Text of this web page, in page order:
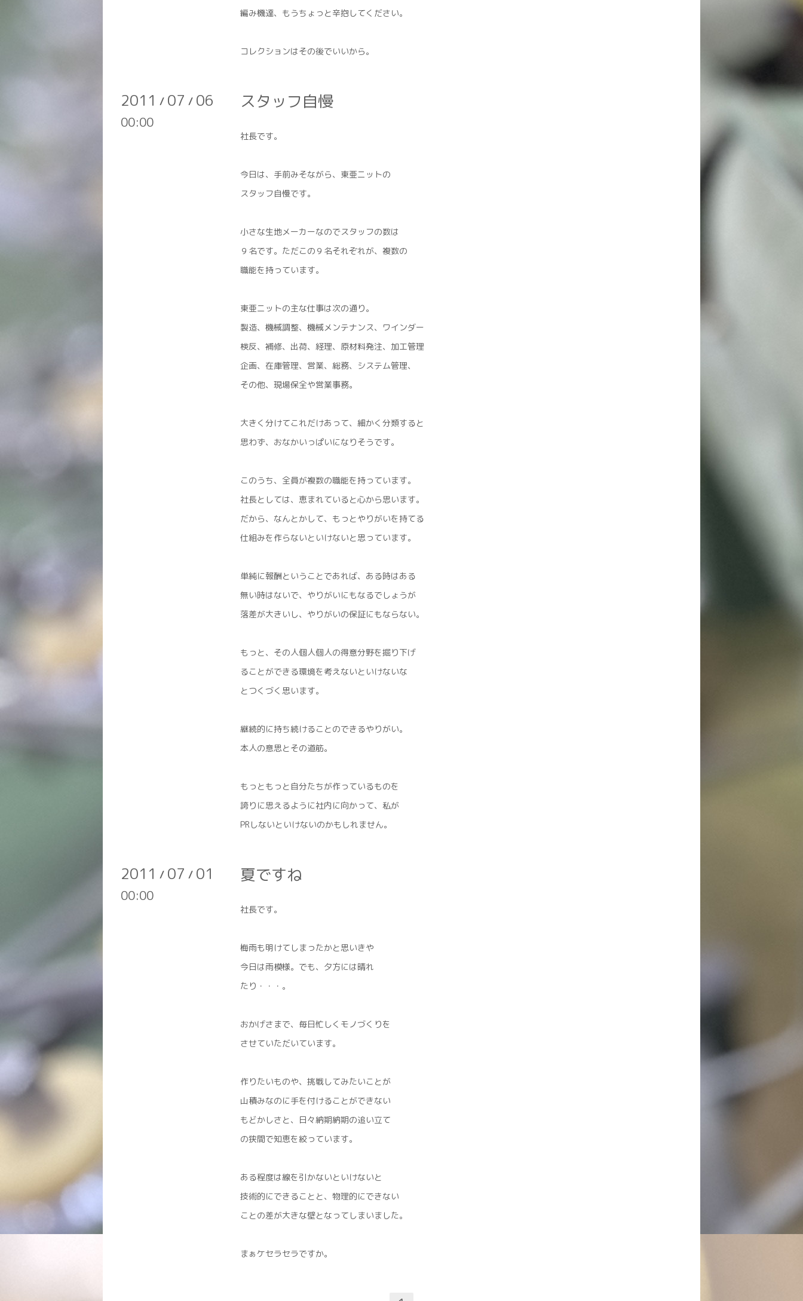
編み機達、もうちょっと辛抱してください。
コレクションはその後でいいから。
2011 / 07 / 06
00:00
スタッフ自慢
社長です。
今日は、手前みそながら、東亜ニットの
スタッフ自慢です。
小さな生地メーカーなのでスタッフの数は
９名です。ただこの９名それぞれが、複数の
職能を持っています。
東亜ニットの主な仕事は次の通り。
製造、機械調整、機械メンテナンス、ワインダー
検反、補修、出荷、経理、原材料発注、加工管理
企画、在庫管理、営業、総務、システム管理、
その他、現場保全や営業事務。
大きく分けてこれだけあって、細かく分類すると
思わず、おなかいっぱいになりそうです。
このうち、全員が複数の職能を持っています。
社長としては、恵まれていると心から思います。
だから、なんとかして、もっとやりがいを持てる
仕組みを作らないといけないと思っています。
単純に報酬ということであれば、ある時はある
無い時はないで、やりがいにもなるでしょうが
落差が大きいし、やりがいの保証にもならない。
もっと、その人個人個人の得意分野を掘り下げ
ることができる環境を考えないといけないな
とつくづく思います。
継続的に持ち続けることのできるやりがい。
本人の意思とその道筋。
もっともっと自分たちが作っているものを
誇りに思えるように社内に向かって、私が
PRしないといけないのかもしれません。
2011 / 07 / 01
00:00
夏ですね
社長です。
梅雨も明けてしまったかと思いきや
今日は雨模様。でも、夕方には晴れ
たり・・・。
おかげさまで、毎日忙しくモノづくりを
させていただいています。
作りたいものや、挑戦してみたいことが
山積みなのに手を付けることができない
もどかしさと、日々納期納期の追い立て
の狭間で知恵を絞っています。
ある程度は線を引かないといけないと
技術的にできることと、物理的にできない
ことの差が大きな壁となってしまいました。
まぁケセラセラですか。